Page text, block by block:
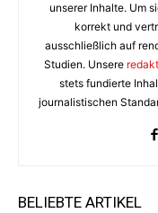
unserer Inhalte. Um
korrekt und
ausschließlich auf
Studien. Unsere
stets fundierte
journalistischen
BELIEBTE ARTIKEL